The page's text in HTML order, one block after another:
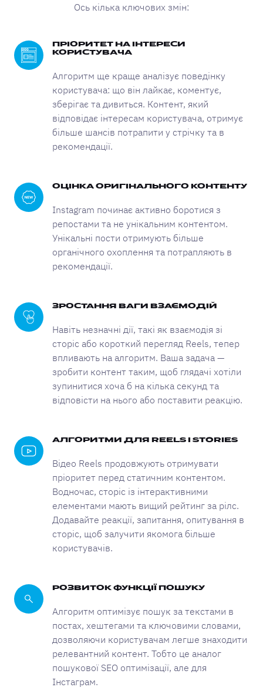
Ось кілька ключових змін:
ПРІОРИТЕТ НА ІНТЕРЕСИ
КОРИСТУВАЧА
Алгоритм ще краще аналізує поведінку
користувача: що він лайкає, коментує,
зберігає та дивиться. Контент, який
відповідає інтересам користувача, отримує
більше шансів потрапити у стрічку та в
рекомендації.
ОЦІНКА ОРИГІНАЛЬНОГО КОНТЕНТУ
Instagram починає активно боротися з
репостами та не унікальним контентом.
Унікальні пости отримують більше
органічного охоплення та потрапляють в
рекомендації.
ЗРОСТАННЯ ВАГИ ВЗАЄМОДІЙ
Навіть незначні дії, такі як взаємодія зі
сторіс або короткий перегляд Reels, тепер
впливають на алгоритм. Ваша задача —
зробити контент таким, щоб глядачі хотіли
зупинитися хоча б на кілька секунд та
відповісти на нього або поставити реакцію.
АЛГОРИТМИ ДЛЯ REELS І STORIES
Відео Reels продовжують отримувати
пріоритет перед статичним контентом.
Водночас, сторіс із інтерактивними
елементами мають вищий рейтинг за рілс.
Додавайте реакції, запитання, опитування в
сторіс, щоб залучити якомога більше
користувачів.
РОЗВИТОК ФУНКЦІЇ ПОШУКУ
Алгоритм оптимізує пошук за текстами в
постах, хештегами та ключовими словами,
дозволяючи користувачам легше знаходити
релевантний контент. Тобто це аналог
пошукової SEO оптимізації, але для
Інстаграм.